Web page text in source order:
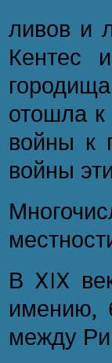
ливов и
Кентес
отошла к
войны к
войны
В XIX
имению,
между